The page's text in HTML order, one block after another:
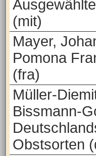
(mit)
Mayer,
Pomona
(fra)
Müller-
Bissmann-
Obstsorten